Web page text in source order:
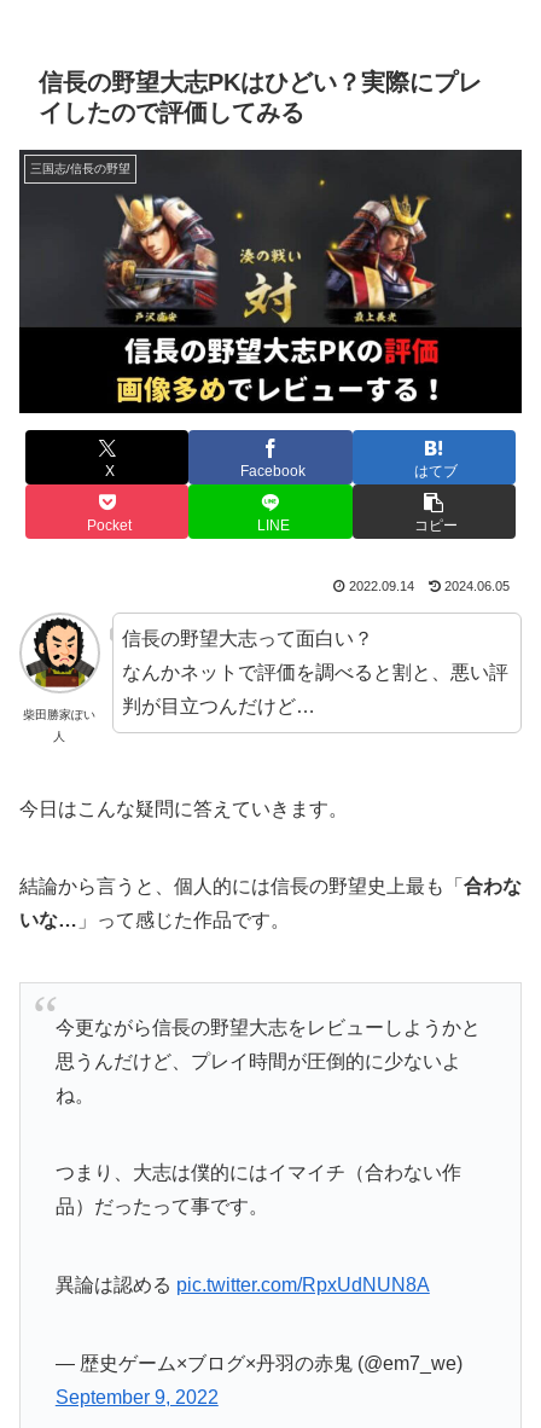
信長の野望大志PKはひどい？実際にプレ
イしたので評価してみる
三国志/信長の野望
X Facebook はてブ
Pocket LINE コピー
2022.09.14 2024.06.05
柴田勝家ぽい
人
信長の野望大志って面白い？
なんかネットで評価を調べると割と、悪い評
判が目立つんだけど…
今日はこんな疑問に答えていきます。
結論から言うと、個人的には信長の野望史上最も「 合わな
いな… 」って感じた作品です。
今更ながら信長の野望大志をレビューしようかと
思うんだけど、プレイ時間が圧倒的に少ないよ
ね。
つまり、大志は僕的にはイマイチ（合わない作
品）だったって事です。
異論は認める pic.twitter.com/RpxUdNUN8A
— 歴史ゲーム×ブログ×丹羽の赤鬼 (@em7_we)
September 9, 2022